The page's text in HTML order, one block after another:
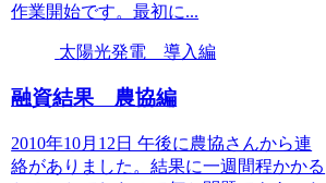
作業開始です。最初に...
太陽光発電 導入編
融資結果 農協編
2010年10月12日 午後に農協さんから連
絡がありました。結果に一週間程かかる